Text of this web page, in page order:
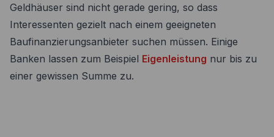
Geldhäuser sind nicht gerade gering, so dass
Interessenten gezielt nach einem geeigneten
Baufinanzierungsanbieter suchen müssen. Einige
Banken lassen zum Beispiel Eigenleistung nur bis zu
einer gewissen Summe zu.